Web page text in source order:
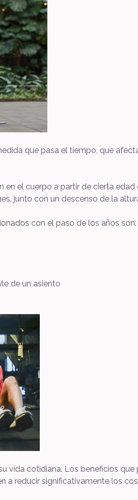
que pasa el tiempo, que
en el cuerpo a partir de cierta
junto con un descenso de la
con el paso de los años son:
de un asiento
vida cotidiana. Los beneficios
a reducir significativamente los